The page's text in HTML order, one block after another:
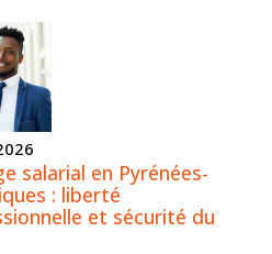
salarial en Pyrénées-
: liberté
et sécurité du